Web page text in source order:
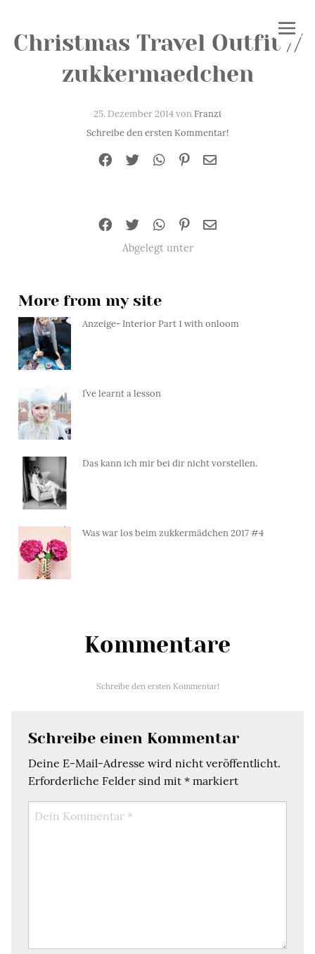
Christmas Travel Outfit //
zukkermaedchen
25. Dezember 2014 vonFranzi
Schreibe den ersten Kommentar!
Abgelegt unter
More from my site
Anzeige- Interior Part 1 with onloom
I’ve learnt a lesson
Das kann ich mir bei dir nicht vorstellen.
Was war los beim zukkermädchen 2017 #4
Kommentare
Schreibe den ersten Kommentar!
Schreibe einen Kommentar
Deine E-Mail-Adresse wird nicht veröffentlicht.
Erforderliche Felder sind mit * markiert